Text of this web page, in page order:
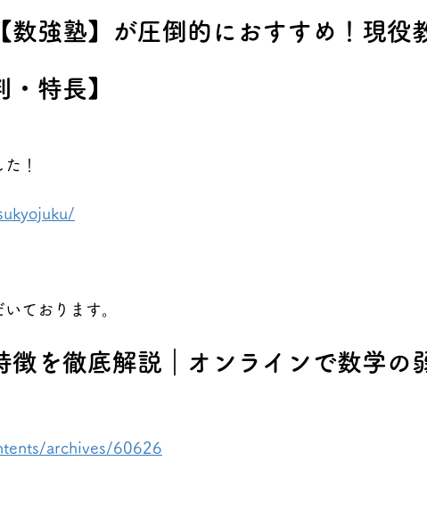
数強塾】が圧倒的におすすめ！現役
特長】
！
ております。
徴を徹底解説｜オンラインで数学の
archives/60626